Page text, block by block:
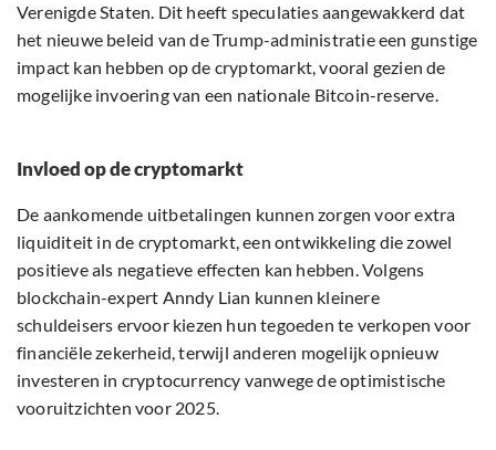
Verenigde Staten. Dit heeft speculaties aangewakkerd dat
het nieuwe beleid van de Trump-administratie een gunstige
impact kan hebben op de cryptomarkt, vooral gezien de
mogelijke invoering van een nationale Bitcoin-reserve.
Invloed op de cryptomarkt
De aankomende uitbetalingen kunnen zorgen voor extra
liquiditeit in de cryptomarkt, een ontwikkeling die zowel
positieve als negatieve effecten kan hebben. Volgens
blockchain-expert Anndy Lian kunnen kleinere
schuldeisers ervoor kiezen hun tegoeden te verkopen voor
financiële zekerheid, terwijl anderen mogelijk opnieuw
investeren in cryptocurrency vanwege de optimistische
vooruitzichten voor 2025.